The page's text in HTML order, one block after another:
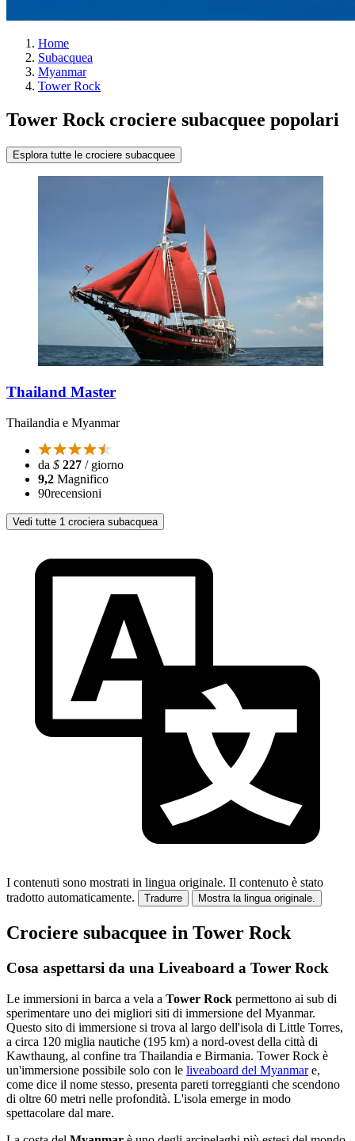
Home
Subacquea
Myanmar
Tower Rock
Tower Rock crociere subacquee popolari
Esplora tutte le crociere subacquee
Thailand Master
Thailandia e Myanmar
da $ 227 / giorno
9,2 Magnifico
90recensioni
Vedi tutte 1 crociera subacquea
I contenuti sono mostrati in lingua originale. Il contenuto è stato
tradotto automaticamente.
Tradurre Mostra la lingua originale.
Crociere subacquee in Tower Rock
Cosa aspettarsi da una Liveaboard a Tower Rock
Le immersioni in barca a vela a Tower Rock permettono ai sub di
sperimentare uno dei migliori siti di immersione del Myanmar.
Questo sito di immersione si trova al largo dell'isola di Little Torres,
a circa 120 miglia nautiche (195 km) a nord-ovest della città di
Kawthaung, al confine tra Thailandia e Birmania. Tower Rock è
un'immersione possibile solo con le liveaboard del Myanmare,
come dice il nome stesso, presenta pareti torreggianti che scendono
di oltre 60 metri nelle profondità. L'isola emerge in modo
spettacolare dal mare.